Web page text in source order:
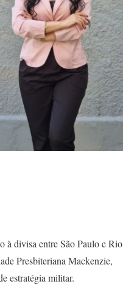
à divisa entre São Paulo e Rio
Presbiteriana Mackenzie,
estratégia militar.